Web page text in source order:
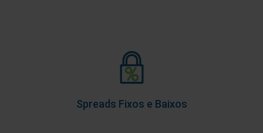
Spreads Fixos e Baixos
Como parte de nossa Promessa de Transparência de
Preços, nossos spreads nunca mudam durante o
custos de antemão.